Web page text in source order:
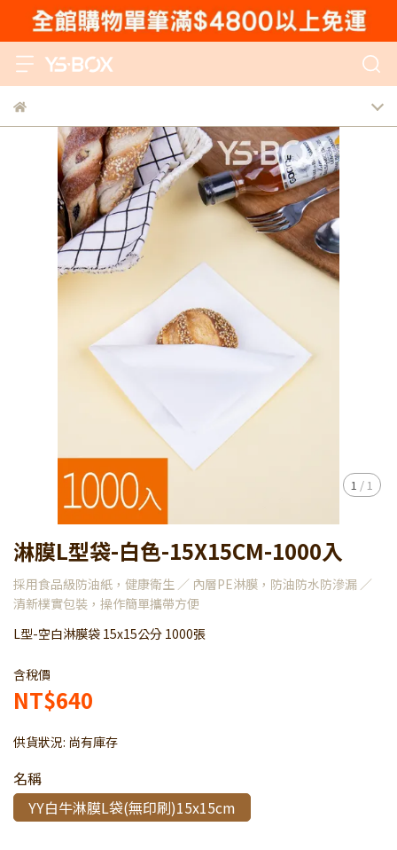
1 / 1
淋膜L型袋-白色-15X15CM-1000入
採用食品級防油紙，健康衛生 ／ 內層PE淋膜，防油防水防滲漏 ／
清新樸實包裝，操作簡單攜帶方便
L型-空白淋膜袋 15x15公分 1000張
含稅價
NT$640
供貨狀況: 尚有庫存
名稱
YY白牛淋膜L袋(無印刷)15x15cm